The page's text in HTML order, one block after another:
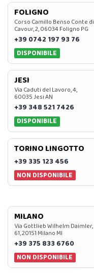
FOLIGNO
Corso Camillo Benso Conte di
Cavour, 2, 06034 Foligno PG
+39 0742 197 93 76
DISPONIBILE
JESI
Via Caduti del Lavoro, 4,
60035 Jesi AN
+39 348 521 7426
DISPONIBILE
TORINO LINGOTTO
+39 335 123 456
NON DISPONIBILE
MILANO
Via Gottlieb Wilhelm Daimler,
61, 20151 Milano MI
+39 375 833 6760
NON DISPONIBILE